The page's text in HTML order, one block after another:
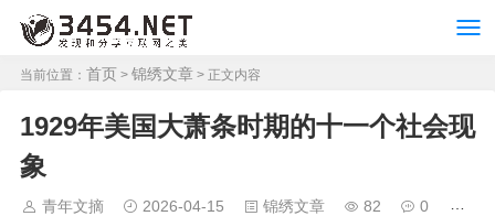
当前位置： 首页 > 锦绣文章 > 正文内容
1929年美国大萧条时期的十一个社会现
象
青年文摘 2026-04-15 锦绣文章 82 0